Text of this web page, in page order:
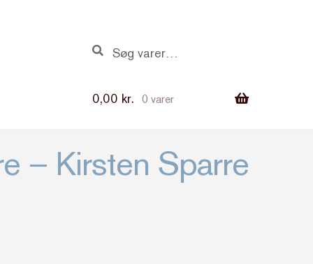
efter:
Søg
0,00 kr. 0 varer
– Kirsten Sparre